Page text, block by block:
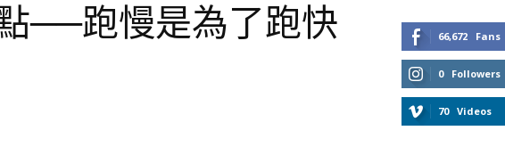
──跑慢是為了跑快 66,672 Fans
0 Followers
70 Videos